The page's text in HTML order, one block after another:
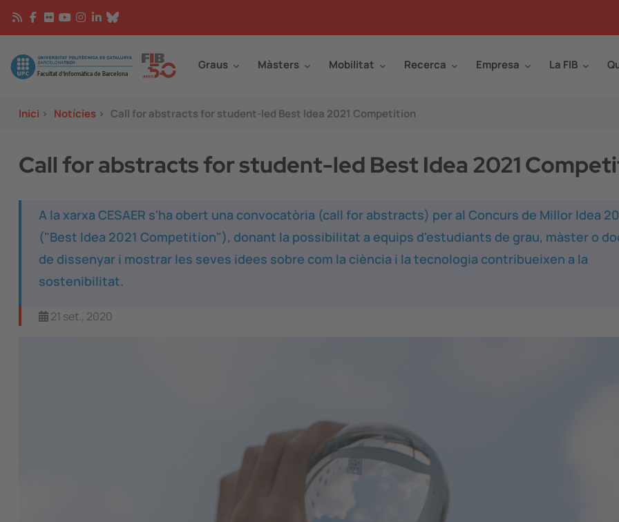
Vés al contingut
Image Graus Màsters Mobilitat Recerca Empresa La FIB
Inici > Notícies > Call for abstracts for student-led Best Idea 2021 Competition
Call for abstracts for student-led Best Idea 2021
A la xarxa CESAER s'ha obert una convocatòria (call for abstracts) per al Concurs de Millor Idea
("Best Idea 2021 Competition"), donant la possibilitat a equips d'estudiants de grau, màster o
de dissenyar i mostrar les seves idees sobre com la ciència i la tecnologia contribueixen a la
sostenibilitat.
21 set., 2020